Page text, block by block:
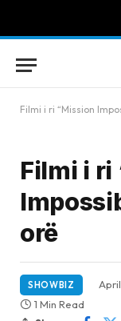
Filmi i ri “Mission
Filmi i ri
orë
SHOWBIZ
1 Min Read